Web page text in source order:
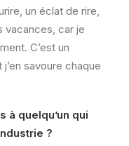
un éclat de rire,
vacances, car je
C’est un
savoure chaque
quelqu’un qui
?